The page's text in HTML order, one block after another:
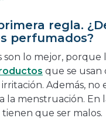
regla.
perfumados?
lo mejor, porque
que se usan
Además, no
la menstruación. En
tienen que ser malos.